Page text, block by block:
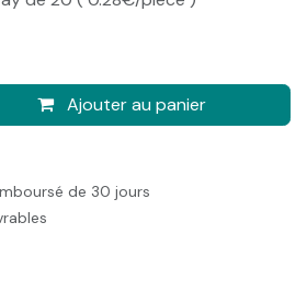
Ajouter au panier
de 30 jours